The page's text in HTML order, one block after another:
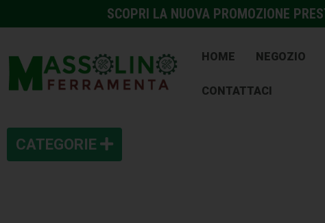
SCOPRI LA NUOVA PROMOZIONE
HOME NEGOZIO
CONTATTACI